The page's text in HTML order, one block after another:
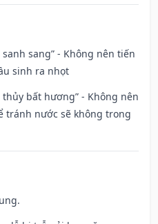
sang” - Không nên tiến
sinh ra nhọt
bất hương” - Không nên
tránh nước sẽ không trong